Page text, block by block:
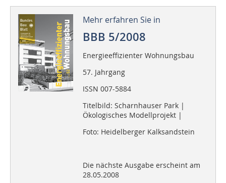
Mehr erfahren Sie in
BBB 5/2008
Energieeffizienter Wohnungsbau
57. Jahrgang
ISSN 007-5884
Titelbild: Scharnhauser Park |
Ökologisches Modellprojekt |
Foto: Heidelberger Kalksandstein
Die nächste Ausgabe erscheint am
28.05.2008